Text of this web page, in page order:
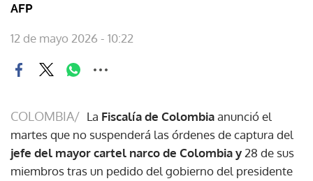
AFP
12 de mayo 2026 - 10:22
COLOMBIA/ La Fiscalía de Colombiaanunció el
martes que no suspenderá las órdenes de captura del
jefe del mayor cartel narco de Colombia y 28 de sus
miembros tras un pedido del gobierno del presidente